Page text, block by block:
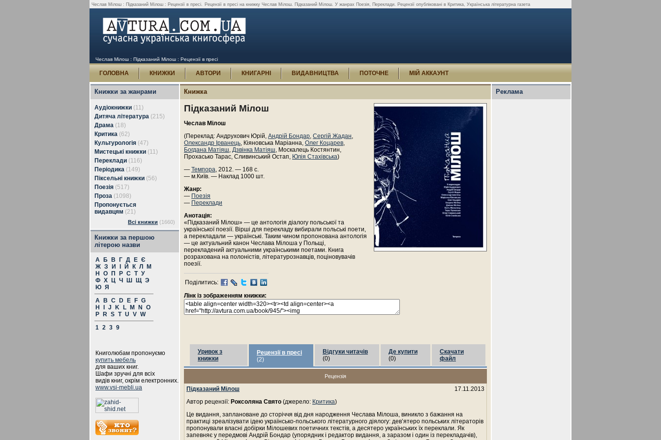
Чеслав Мілош : Підказаний Мілош : Рецензії в пресі. Рецензії в пресі на книжку Чеслав Мілош. Підказаний Мілош. У жанрах Поезія, Переклади. Рецензії опубліковані в Критика, Українська літературна газета
Чеслав Мілош : Підказаний Мілош : Рецензії в пресі
ГОЛОВНА КНИЖКИ АВТОРИ КНИГАРНІ ВИДАВНИЦТВА ПОТОЧНЕ МІЙ АККАУНТ
Книжки за жанрами
Аудіокнижки (11)
Дитяча література (215)
Драма (18)
Критика (62)
Культурологія (47)
Мистецькі книжки (11)
Переклади (116)
Періодика (149)
Піксельні книжки (56)
Поезія (517)
Проза (1098)
Пропонується
видавцям (21)
Всі книжки (1660)
Книжки за першою
літерою назви
А Б В Г Д Е Є
Ж З И Й К Л
М
Н
О П Р С Т У
Ф Х Ц Ч Ш Щ Э
Ю Я
A
B C D E F G
H
J K L M N
O
P
R S T U V W
1 2 3 9
Книголюбам пропонуємо
купить мебель
для ваших книг.
Шафи зручні для всіх
видів книг, окрім електронних.
www.vsi-mebli.ua
Книжка
Підказаний Мілош
Чеслав Мілош
(Переклад: Андрухович Юрій, Андрій Бондар, Сергій Жадан,
Олександр Ірванець, Кіяновська Маріанна, Олег Коцарев,
Богдана Матіяш, Дзвінка Матіяш, Москалець Костянтин,
Прохасько Тарас, Сливинський Остап, Юлія Стахівська)
— Темпора, 2012. — 168 с.
— м.Київ. — Наклад 1000 шт.
Жанр:
— Поезія
— Переклади
Анотація:
«Підказаний Мілош» — це антологія діалогу польської та
української поезії. Вірші для перекладу вибирали польські поети,
а перекладали — українські. Таким чином пропонована антологія
— це актуальний канон Чеслава Мілоша у Польщі,
перекладений актуальними українськими поетами. Книга
розрахована на полоністів, літературознавців, поціновувачів
поезії.
Поділитись:
Лінк із зображенням книжки:
Уривок з
книжки
Рецензії в пресі
(2)
Відгуки читачів
(0)
Де купити
(0)
Скачати
файл
Рецензія
17.11.2013
Підказаний Мілош
Автор рецензії: Роксоляна Свято (джерело: Критика)
Це видання, заплановане до сторіччя від дня народження Чеслава Мілоша, виникло з бажання на
практиці зреалізувати ідею українсько-польського літературного діялогу: дев’ятеро польських літераторів
пропонували власні добірки Мілошевих поетичних текстів, а десятеро українських їх переклали. Як
запевняє у передмові Андрій Бондар (упорядник і редактор видання, а заразом і один із перекладачів),
Реклама